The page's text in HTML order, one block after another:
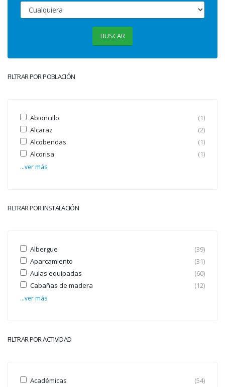
BUSCAR
FILTRAR POR POBLACIÓN
Abioncillo
(1)
Alcaraz
(2)
Alcobendas
(1)
Alcorisa
(1)
...ver más
FILTRAR POR INSTALACIÓN
Albergue
(39)
Aparcamiento
(31)
Aulas equipadas
(60)
Cabañas de madera
(12)
...ver más
FILTRAR POR ACTIVIDAD
Académicas
(54)